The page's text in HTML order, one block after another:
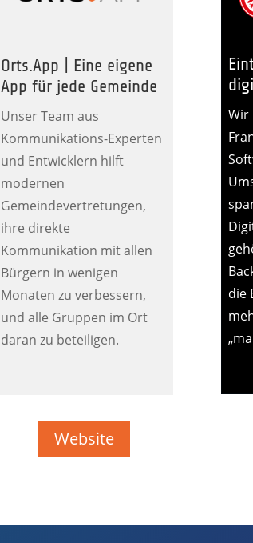
Orts.App | Eine eigene
App für jede Gemeinde
Unser Team aus
Kommunikations-Experten
und Entwicklern hilft
modernen
Gemeindevertretungen,
ihre direkte
Kommunikation mit allen
Bürgern in wenigen
Monaten zu verbessern,
und alle Gruppen im Ort
daran zu beteiligen.
Website
Wir
die